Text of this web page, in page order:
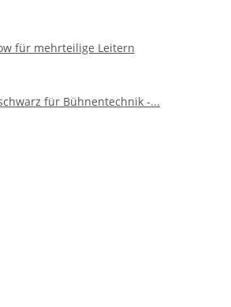
für mehrteilige Leitern